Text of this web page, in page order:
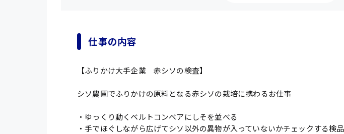
仕事の内容
【ふりかけ大手企業 赤シソの検査】
シソ農園でふりかけの原料となる赤シソの栽培に携わるお仕事
・ゆっくり動くベルトコンベアにしそを並べる
・手でほぐしながら広げてシソ以外の異物が入っていないかチェックする検